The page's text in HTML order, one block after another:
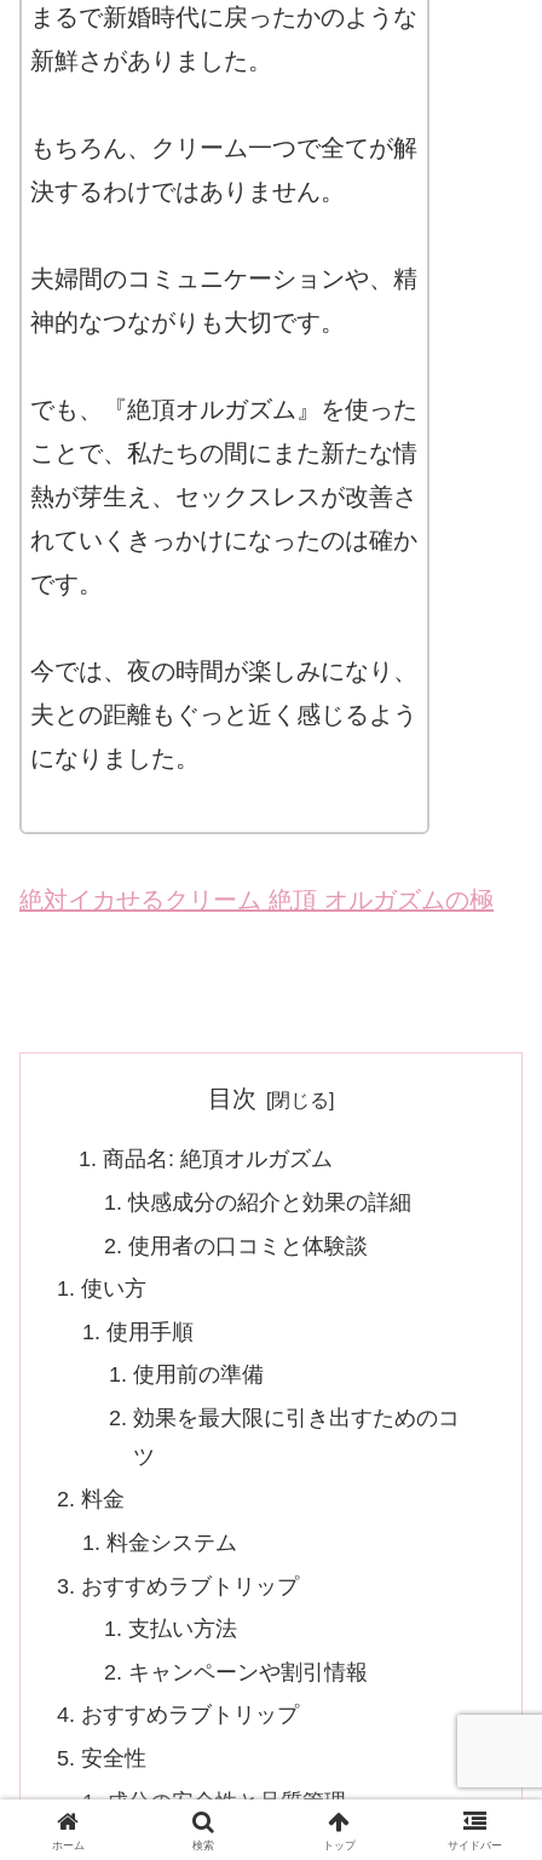
まるで新婚時代に戻ったかのような
新鮮さがありました。
もちろん、クリーム一つで全てが解
決するわけではありません。
夫婦間のコミュニケーションや、精
神的なつながりも大切です。
でも、『絶頂オルガズム』を使った
ことで、私たちの間にまた新たな情
熱が芽生え、セックスレスが改善さ
れていくきっかけになったのは確か
です。
今では、夜の時間が楽しみになり、
夫との距離もぐっと近く感じるよう
になりました。
絶対イカせるクリーム 絶頂 オルガズムの極
目次
商品名: 絶頂オルガズム
快感成分の紹介と効果の詳細
使用者の口コミと体験談
使い方
使用手順
使用前の準備
効果を最大限に引き出すためのコ
ツ
料金
料金システム
おすすめラブトリップ
支払い方法
キャンペーンや割引情報
おすすめラブトリップ
安全性
成分の安全性と品質管理
アレルギーの有無と副作用の注意
ホーム 検索 トップ サイドバー